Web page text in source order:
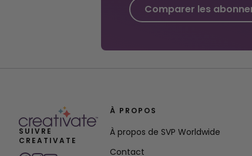
Comparer les
SUIVRE
CREATIVATE
À PROPOS
À propos de SVP Worldwide
Contact